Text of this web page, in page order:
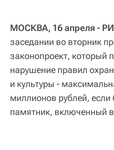
МОСКВА, 16 апреля -
заседании во вторник
законопроект,
нарушение правил
и культуры -
миллионов рублей, если
памятник, включенный